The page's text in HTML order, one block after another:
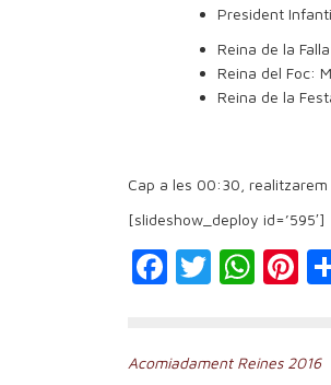
President
Reina de la
Reina del Foc:
Reina de la
Cap a les 00:30,
[slideshow_deploy id=’595′]
Facebook
Twitter
Navegación
Acomiadament Reines 2016